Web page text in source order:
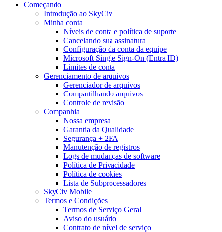
Começando
Introdução ao SkyCiv
Minha conta
Níveis de conta e política de suporte
Cancelando sua assinatura
Configuração da conta da equipe
Microsoft Single Sign-On (Entra ID)
Limites de conta
Gerenciamento de arquivos
Gerenciador de arquivos
Compartilhando arquivos
Controle de revisão
Companhia
Nossa empresa
Garantia da Qualidade
Segurança + 2FA
Manutenção de registros
Logs de mudanças de software
Política de Privacidade
Política de cookies
Lista de Subprocessadores
SkyCiv Mobile
Termos e Condições
Termos de Serviço Geral
Aviso do usuário
Contrato de nível de serviço